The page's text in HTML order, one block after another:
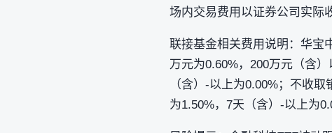
场内交易费用以证券公司实际
联接基金相关费用说明：华宝
万元为0.60%，200万元（含
（含）-以上为0.00%；不收
为1.50%，7天（含）-以上为